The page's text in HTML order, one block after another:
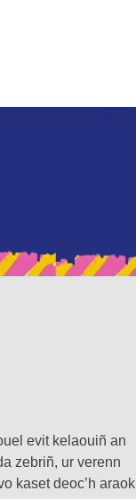
evit kelaouiñ an
zebriñ, ur verenn
kaset deoc’h araok